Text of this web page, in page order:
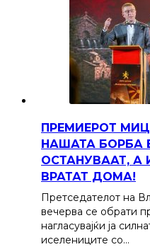
ПРЕМИЕРОТ
НАШАТА БОРБА
ОСТАНУВААТ, А
ВРАТАТ ДОМА!
Претседателот на
вечерва се обрати
нагласувајќи ја
иселениците со…